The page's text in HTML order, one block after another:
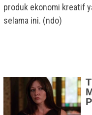
produk ekonomi kreatif
selama ini. (ndo)